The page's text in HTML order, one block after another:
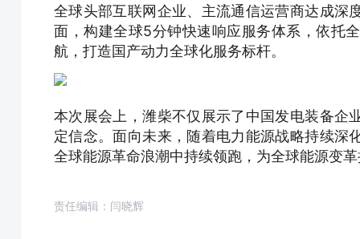
全球头部互联网企业、主流通信运营商达成深
面，构建全球5分钟快速响应服务体系，依托
航，打造国产动力全球化服务标杆。
本次展会上，潍柴不仅展示了中国发电装备企
定信念。面向未来，随着电力能源战略持续深
全球能源革命浪潮中持续领跑，为全球能源变
责任编辑：闫晓辉